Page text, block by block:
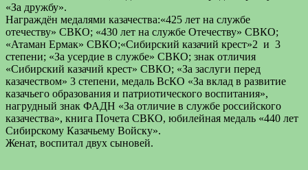
«За дружбу».
Награждён медалями казачества:«425 лет на службе
отечеству» СВКО; «430 лет на службе Отечеству» СВКО;
«Атаман Ермак» СВКО;«Сибирский казачий крест»2 и 3
степени; «За усердие в службе» СВКО; знак отличия
«Сибирский казачий крест» СВКО; «За заслуги перед
казачеством» 3 степени, медаль ВсКО «За вклад в развитие
казачьего образования и патриотического воспитания»,
нагрудный знак ФАДН «За отличие в службе российского
казачества», книга Почета СВКО, юбилейная медаль «440 лет
Сибирскому Казачьему Войску».
Женат, воспитал двух сыновей.